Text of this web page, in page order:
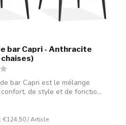
bar Capri - Anthracite
bar Capri est le mélange
de style et de fonctio...
€124,50 / Article